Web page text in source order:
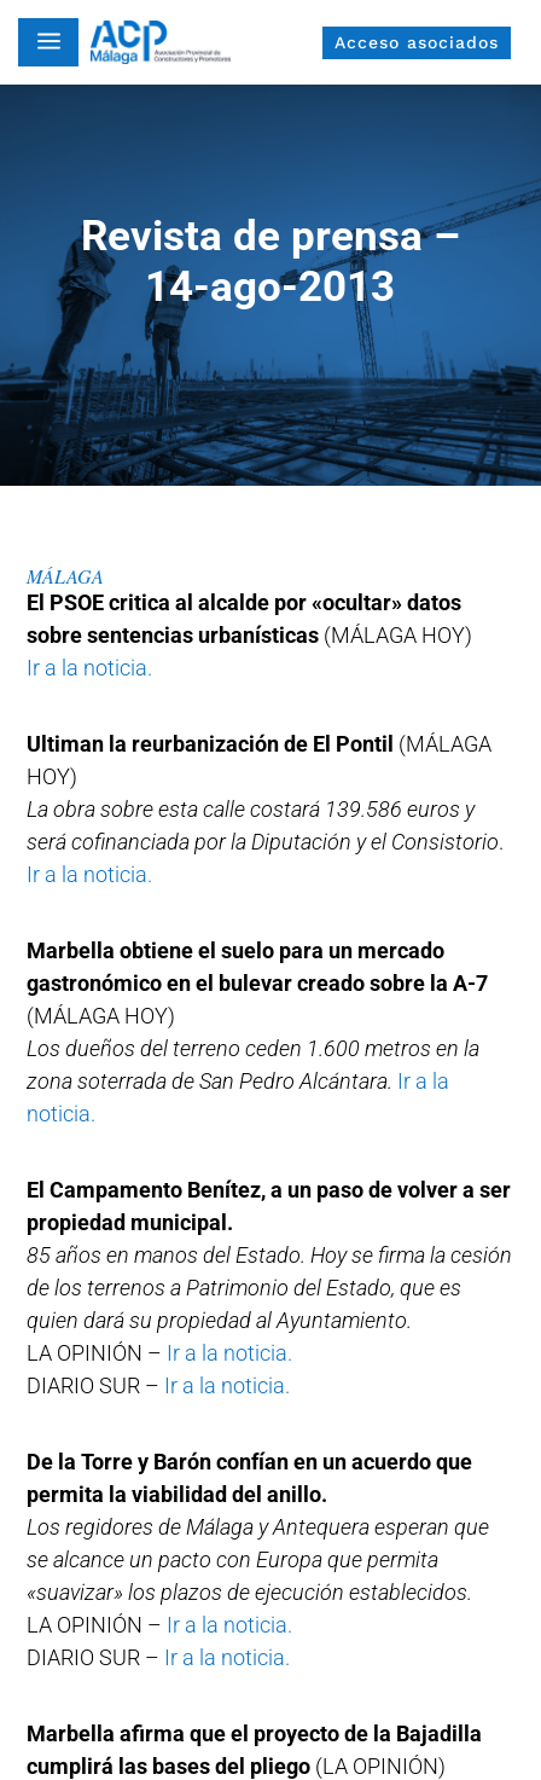
a Acceso asociados
Revista de prensa –
14-ago-2013
MÁLAGA
El PSOE critica al alcalde por «ocultar» datos
sobre sentencias urbanísticas (MÁLAGA HOY)
Ir a la noticia.
Ultiman la reurbanización de El Pontil (MÁLAGA
HOY)
La obra sobre esta calle costará 139.586 euros y
será cofinanciada por la Diputación y el Consistorio.
Ir a la noticia.
Marbella obtiene el suelo para un mercado
gastronómico en el bulevar creado sobre la A-7
(MÁLAGA HOY)
Los dueños del terreno ceden 1.600 metros en la
zona soterrada de San Pedro Alcántara. Ir a la
noticia.
El Campamento Benítez, a un paso de volver a ser
propiedad municipal.
85 años en manos del Estado. Hoy se firma la cesión
de los terrenos a Patrimonio del Estado, que es
quien dará su propiedad al Ayuntamiento.
LA OPINIÓN – Ir a la noticia.
DIARIO SUR – Ir a la noticia.
De la Torre y Barón confían en un acuerdo que
permita la viabilidad del anillo.
Los regidores de Málaga y Antequera esperan que
se alcance un pacto con Europa que permita
«suavizar» los plazos de ejecución establecidos.
LA OPINIÓN – Ir a la noticia.
DIARIO SUR – Ir a la noticia.
Marbella afirma que el proyecto de la Bajadilla
cumplirá las bases del pliego (LA OPINIÓN)